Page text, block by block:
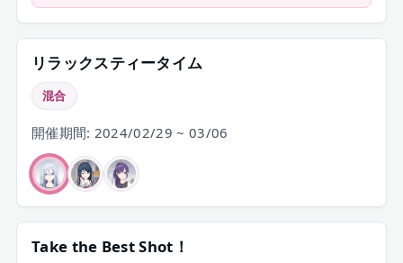
リラックスティータイム
混合
開催期間: 2024/02/29 ~ 03/06
Take the Best Shot！